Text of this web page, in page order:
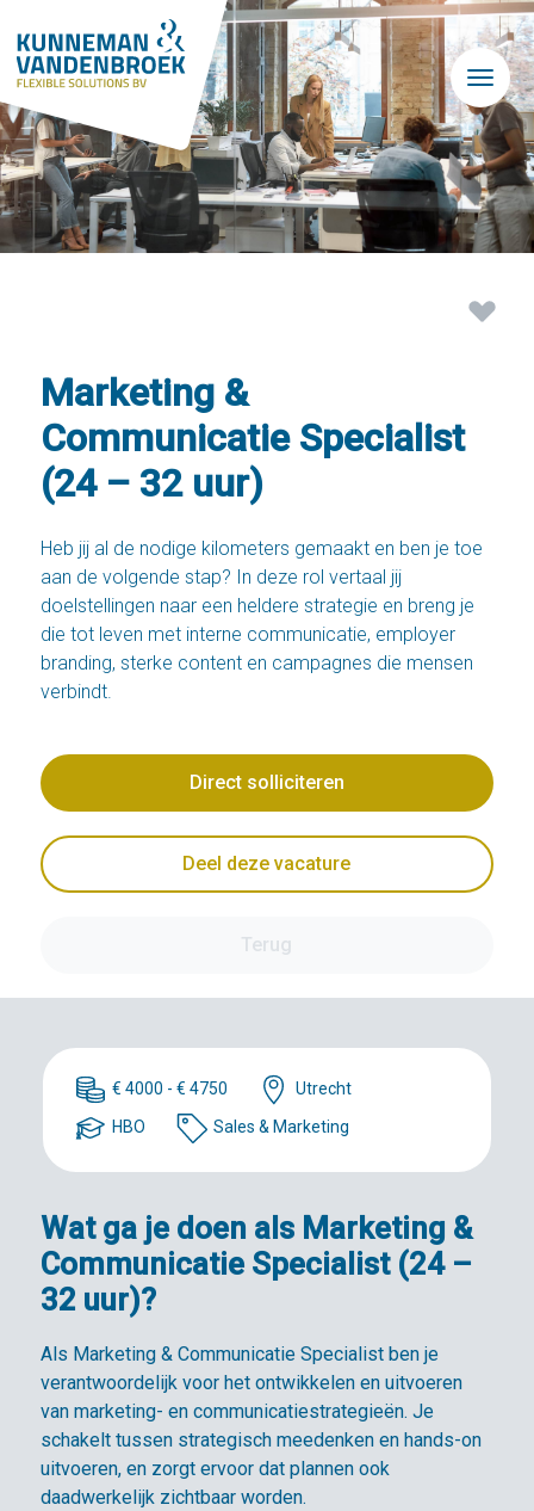
Marketing &
Communicatie Specialist
(24 – 32 uur)
Heb jij al de nodige kilometers gemaakt en ben je toe
aan de volgende stap? In deze rol vertaal jij
doelstellingen naar een heldere strategie en breng je
die tot leven met interne communicatie, employer
branding, sterke content en campagnes die mensen
verbindt.
Direct solliciteren
Deel deze vacature
Terug
€ 4000 - € 4750
Utrecht
HBO
Sales & Marketing
Wat ga je doen als Marketing &
Communicatie Specialist (24 –
32 uur)?
Als Marketing & Communicatie Specialist ben je
verantwoordelijk voor het ontwikkelen en uitvoeren
van marketing- en communicatiestrategieën. Je
schakelt tussen strategisch meedenken en hands-on
uitvoeren, en zorgt ervoor dat plannen ook
daadwerkelijk zichtbaar worden.